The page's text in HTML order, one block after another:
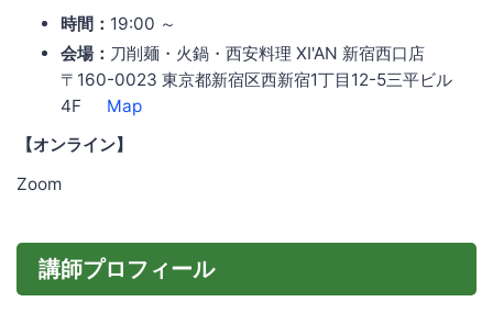
時間： 19:00 ～
会場： 刀削麺・火鍋・西安料理 XI'AN 新宿西口店
〒160-0023 東京都新宿区西新宿1丁目12-5三平ビル
4F Map
【オンライン】
Zoom
講師プロフィール